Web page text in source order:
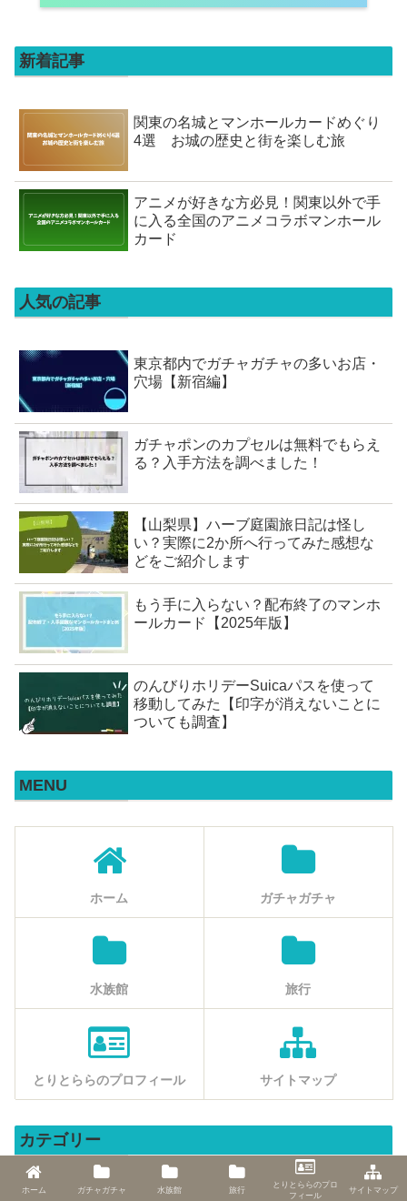
新着記事
関東の名城とマンホールカードめぐり
4選 お城の歴史と街を楽しむ旅
アニメが好きな方必見！関東以外で手
に入る全国のアニメコラボマンホール
カード
人気の記事
東京都内でガチャガチャの多いお店・
穴場【新宿編】
ガチャポンのカプセルは無料でもらえ
る？入手方法を調べました！
【山梨県】ハーブ庭園旅日記は怪し
い？実際に2か所へ行ってみた感想な
どをご紹介します
もう手に入らない？配布終了のマンホ
ールカード【2025年版】
のんびりホリデーSuicaパスを使って
移動してみた【印字が消えないことに
ついても調査】
MENU
ホーム ガチャガチャ
水族館 旅行
とりとららのプロフィール サイトマップ
カテゴリー
ホーム ガチャガチャ 水族館 旅行
とりとららのプロ
フィール
サイトマップ